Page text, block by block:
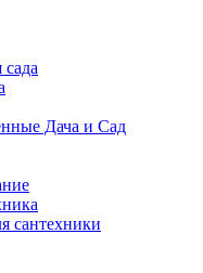
Дача и Сад
сантехники